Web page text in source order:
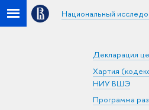
Национальный
Декларация
Хартия
НИУ ВШЭ
Программа